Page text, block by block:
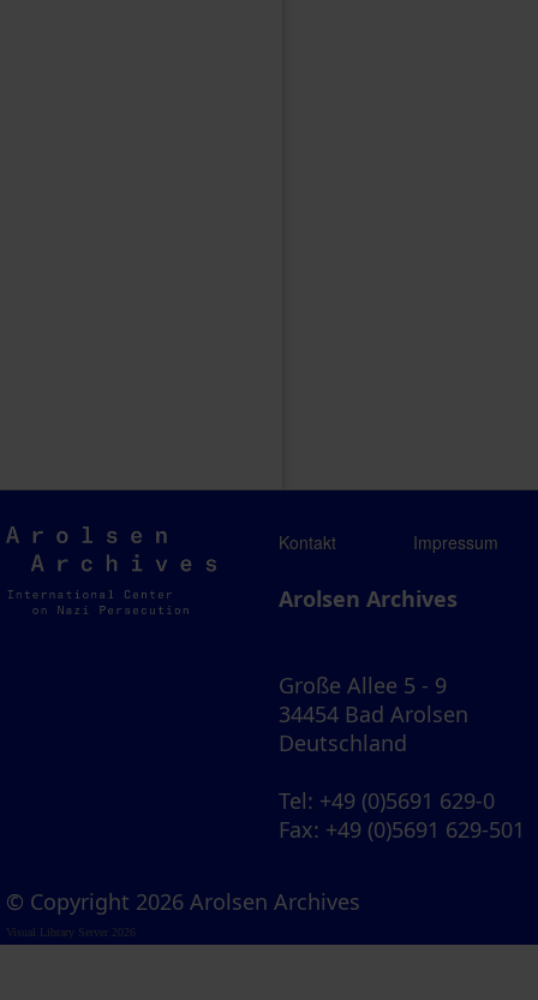
Arolsen
Archives
Kontakt Impressum
Arolsen Archives
Große Allee 5 - 9
34454 Bad Arolsen
Deutschland
Tel: +49 (0)5691 629-0
Fax: +49 (0)5691 629-501
© Copyright 2026 Arolsen Archives
Visual Library Server 2026